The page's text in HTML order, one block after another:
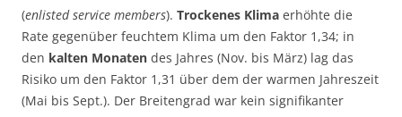
(enlisted service members). Trockenes Klima erhöhte die
Rate gegenüber feuchtem Klima um den Faktor 1,34; in
den kalten Monaten des Jahres (Nov. bis März) lag das
Risiko um den Faktor 1,31 über dem der warmen Jahreszeit
(Mai bis Sept.). Der Breitengrad war kein signifikanter